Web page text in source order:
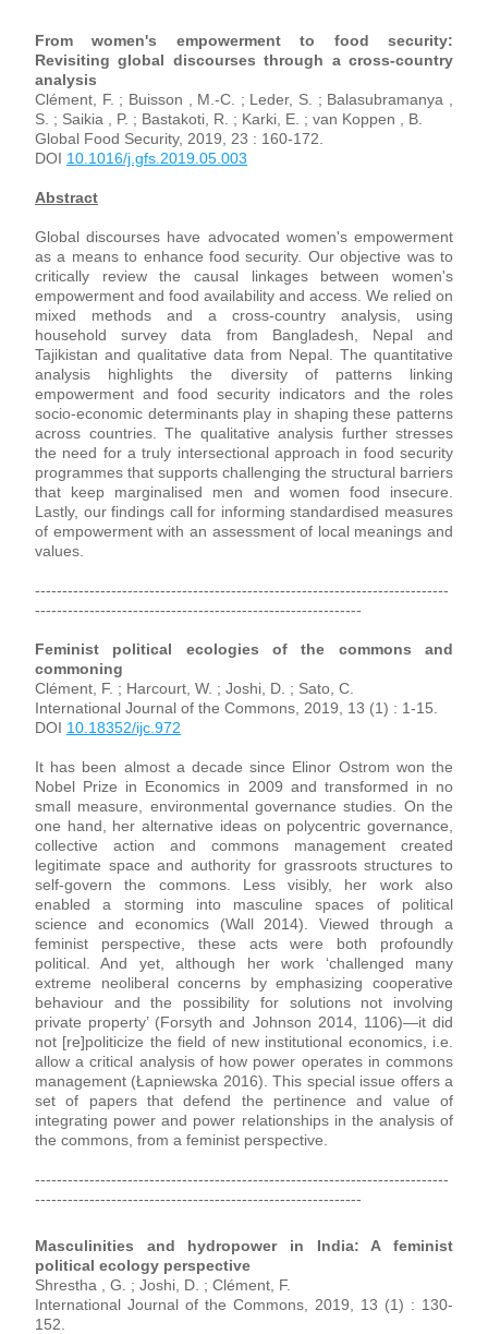
From women's empowerment to food security:
Revisiting global discourses through a cross-country
analysis
Clément, F. ; Buisson , M.-C. ; Leder, S. ; Balasubramanya ,
S. ; Saikia , P. ; Bastakoti, R. ; Karki, E. ; van Koppen , B.
Global Food Security, 2019, 23 : 160-172.
DOI 10.1016/j.gfs.2019.05.003
Abstract
Global discourses have advocated women's empowerment
as a means to enhance food security. Our objective was to
critically review the causal linkages between women's
empowerment and food availability and access. We relied on
mixed methods and a cross-country analysis, using
household survey data from Bangladesh, Nepal and
Tajikistan and qualitative data from Nepal. The quantitative
analysis highlights the diversity of patterns linking
empowerment and food security indicators and the roles
socio-economic determinants play in shaping these patterns
across countries. The qualitative analysis further stresses
the need for a truly intersectional approach in food security
programmes that supports challenging the structural barriers
that keep marginalised men and women food insecure.
Lastly, our findings call for informing standardised measures
of empowerment with an assessment of local meanings and
values.
----------------------------------------------------------------------------
------------------------------------------------------------
Feminist political ecologies of the commons and
commoning
Clément, F. ; Harcourt, W. ; Joshi, D. ; Sato, C.
International Journal of the Commons, 2019, 13 (1) : 1-15.
DOI 10.18352/ijc.972
It has been almost a decade since Elinor Ostrom won the
Nobel Prize in Economics in 2009 and transformed in no
small measure, environmental governance studies. On the
one hand, her alternative ideas on polycentric governance,
collective action and commons management created
legitimate space and authority for grassroots structures to
self-govern the commons. Less visibly, her work also
enabled a storming into masculine spaces of political
science and economics (Wall 2014). Viewed through a
feminist perspective, these acts were both profoundly
political. And yet, although her work ‘challenged many
extreme neoliberal concerns by emphasizing cooperative
behaviour and the possibility for solutions not involving
private property’ (Forsyth and Johnson 2014, 1106)—it did
not [re]politicize the field of new institutional economics, i.e.
allow a critical analysis of how power operates in commons
management (Łapniewska 2016). This special issue offers a
set of papers that defend the pertinence and value of
integrating power and power relationships in the analysis of
the commons, from a feminist perspective.
----------------------------------------------------------------------------
------------------------------------------------------------
Masculinities and hydropower in India: A feminist
political ecology perspective
Shrestha , G. ; Joshi, D. ; Clément, F.
International Journal of the Commons, 2019, 13 (1) : 130-
152.